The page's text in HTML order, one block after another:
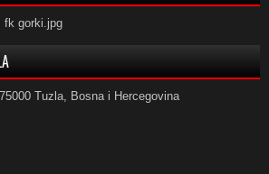
Tuzla, Bosna i Hercegovina